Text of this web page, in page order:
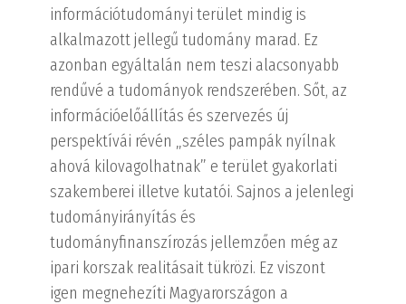
információtudományi terület mindig is
alkalmazott jellegű tudomány marad. Ez
azonban egyáltalán nem teszi alacsonyabb
rendűvé a tudományok rendszerében. Sőt, az
információelőállítás és szervezés új
perspektívái révén „széles pampák nyílnak
ahová kilovagolhatnak” e terület gyakorlati
szakemberei illetve kutatói. Sajnos a jelenlegi
tudományirányítás és
tudományfinanszírozás jellemzően még az
ipari korszak realitásait tükrözi. Ez viszont
igen megnehezíti Magyarországon a